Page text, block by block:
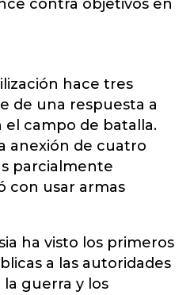
contra objetivos en
hace tres
de una respuesta a
el campo de batalla.
anexión de cuatro
parcialmente
con usar armas
ha visto los primeros
a las autoridades
guerra y los